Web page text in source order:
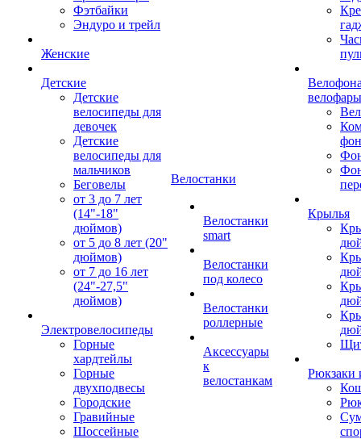
Фэтбайки
Эндуро и трейл
Женские
Детские
Детские
велосипеды для
девочек
Детские
велосипеды для
мальчиков
Беговелы
от 3 до 7 лет
(14"-18"
дюймов)
от 5 до 8 лет (20"
дюймов)
от 7 до 16 лет
(24"-27,5"
дюймов)
Электровелосипеды
Горные
хардтейлы
Горные
двухподвесы
Городские
Гравийные
Шоссейные
Велостанки
Велостанки
smart
Велостанки
под колесо
Велостанки
роллерные
Аксессуары
к
велостанкам
велофары
Крылья
Рюкзаки